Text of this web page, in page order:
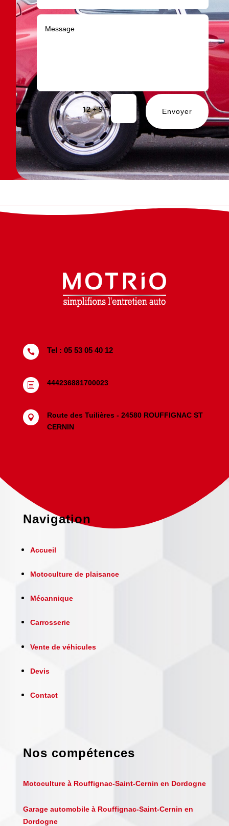
12 + 9= Envoyer
 Tel : 05 53 05 40 12
h 444236881700023

Route des Tuilières - 24580 ROUFFIGNAC ST
CERNIN
Navigation
Accueil
Motoculture de plaisance
Mécannique
Carrosserie
Vente de véhicules
Devis
Contact
Nos compétences
Motoculture à Rouffignac-Saint-Cernin en Dordogne
Garage automobile à Rouffignac-Saint-Cernin en
Dordogne